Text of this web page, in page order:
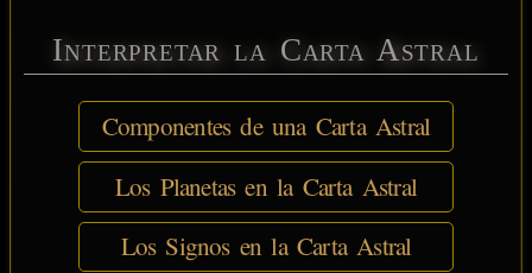
Interpretar la Carta Astral
Componentes de una Carta Astral
Los Planetas en la Carta Astral
Los Signos en la Carta Astral